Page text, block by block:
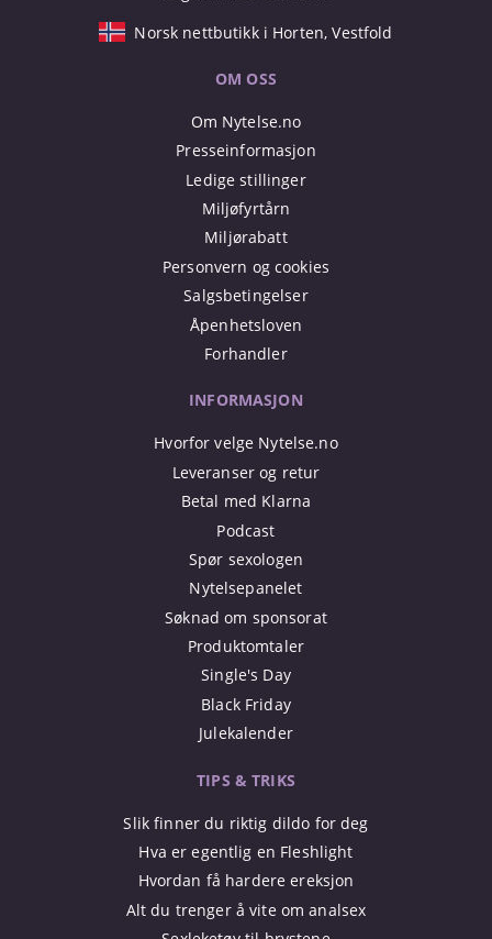
Norsk nettbutikk i Horten, Vestfold
OM OSS
Om Nytelse.no
Presseinformasjon
Ledige stillinger
Miljøfyrtårn
Miljørabatt
Personvern og cookies
Salgsbetingelser
Åpenhetsloven
Forhandler
INFORMASJON
Hvorfor velge Nytelse.no
Leveranser og retur
Betal med Klarna
Podcast
Spør sexologen
Nytelsepanelet
Søknad om sponsorat
Produktomtaler
Single's Day
Black Friday
Julekalender
TIPS & TRIKS
Slik finner du riktig dildo for deg
Hva er egentlig en Fleshlight
Hvordan få hardere ereksjon
Alt du trenger å vite om analsex